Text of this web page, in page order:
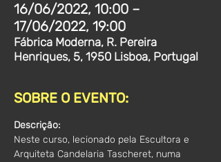
16/06/2022, 10:00 –
17/06/2022, 19:00
Fábrica Moderna, R. Pereira
Henriques, 5, 1950 Lisboa, Portugal
SOBRE O EVENTO:
Descrição:
Neste curso, lecionado pela Escultora e
Arquiteta Candelaria Tascheret, numa